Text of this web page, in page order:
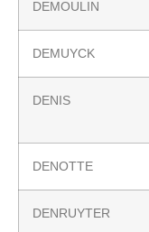
DEMOULIN
DEMUYCK
DENIS
DENOTTE
DENRUYTER